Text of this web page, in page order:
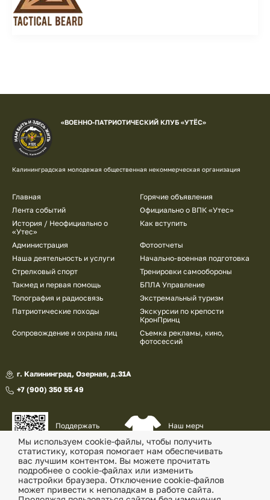
«ВОЕННО-ПАТРИОТИЧЕСКИЙ КЛУБ «УТЁС»
Калининградская молодежая общественная некоммерческая организация
Подвал
Главная
Горячие объявления
Лента событий
Официально о ВПК «Утес»
История / Неофициально о
«Утес»
Как вступить
Администрация
Фотоотчеты
Наша деятельность и услуги
Начально-военная подготовка
Стрелковый спорт
Тренировки самообороны
Такмед и первая помощь
БПЛА Управление
Топография и радиосвязь
Экстремальный туризм
Патриотические походы
Экскурсии по крепости
КронПринц
Сопровождение и охрана лиц
Съемка рекламы, кино,
фотосессий
г. Калининград, Озерная, д.31А
+7 (900) 350 55 49
Поддержать
Наш мерч
© «Военно-патриотический клуб «Утес» , 2026
Политика конфиденциальности
Согласие на обработку перс. данных
Мы используем cookie-файлы, чтобы получить
статистику, которая помогает нам обеспечивать
вас лучшим контентом. Вы можете прочитать
подробнее о cookie-файлах или изменить
настройки браузера. Отключение cookie-файлов
может привести к неполадкам в работе сайта.